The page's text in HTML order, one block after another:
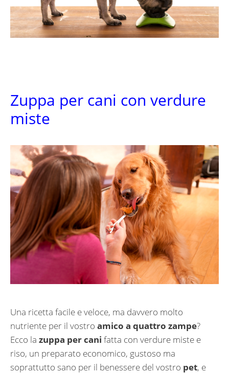
Zuppa per cani con verdure
miste
Una ricetta facile e veloce, ma davvero molto
nutriente per il vostro amico a quattro zampe?
Ecco la zuppa per cani fatta con verdure miste e
riso, un preparato economico, gustoso ma
soprattutto sano per il benessere del vostro pet, e